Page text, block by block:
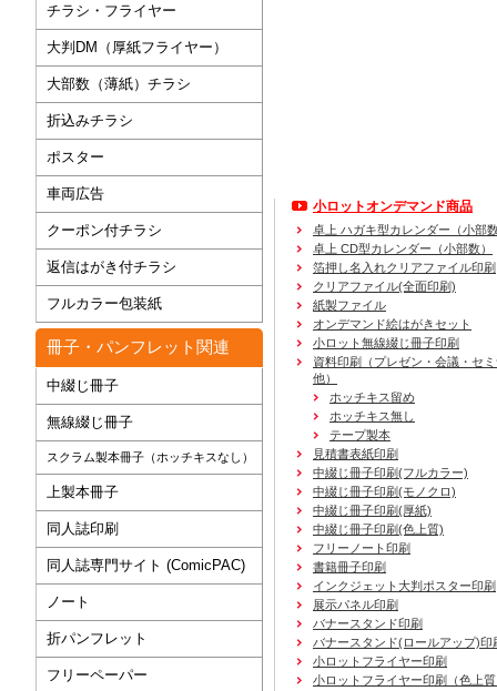
チラシ・フライヤー
大判DM（厚紙フライヤー）
大部数（薄紙）チラシ
折込みチラシ
ポスター
車両広告
クーポン付チラシ
返信はがき付チラシ
フルカラー包装紙
冊子・パンフレット関連
中綴じ冊子
無線綴じ冊子
スクラム製本冊子（ホッチキスなし）
上製本冊子
同人誌印刷
同人誌専門サイト (ComicPAC)
ノート
折パンフレット
フリーペーパー
小ロットオンデマンド商品
卓上 ハガキ型カレンダー（小部
卓上 CD型カレンダー（小部数）
箔押し名入れクリアファイル印刷
クリアファイル(全面印刷)
紙製ファイル
オンデマンド絵はがきセット
小ロット無線綴じ冊子印刷
資料印刷
（プレゼン・会議・セ
他）
ホッチキス留め
ホッチキス無し
テープ製本
見積書表紙印刷
中綴じ冊子印刷(フルカラー)
中綴じ冊子印刷(モノクロ)
中綴じ冊子印刷(厚紙)
中綴じ冊子印刷(色上質)
フリーノート印刷
書籍冊子印刷
インクジェット大判ポスター印刷
展示パネル印刷
バナースタンド印刷
バナースタンド(ロールアップ)印
小ロットフライヤー印刷
小ロットフライヤー印刷（色上